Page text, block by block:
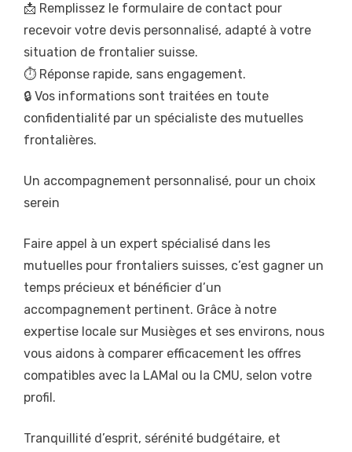
📩 Remplissez le formulaire de contact pour
recevoir votre devis personnalisé, adapté à votre
situation de frontalier suisse.
⏱️ Réponse rapide, sans engagement.
🔒 Vos informations sont traitées en toute
confidentialité par un spécialiste des mutuelles
frontalières.
Un accompagnement personnalisé, pour un choix
serein
Faire appel à un expert spécialisé dans les
mutuelles pour frontaliers suisses, c’est gagner un
temps précieux et bénéficier d’un
accompagnement pertinent. Grâce à notre
expertise locale sur Musièges et ses environs, nous
vous aidons à comparer efficacement les offres
compatibles avec la LAMal ou la CMU, selon votre
profil.
Tranquillité d’esprit, sérénité budgétaire, et